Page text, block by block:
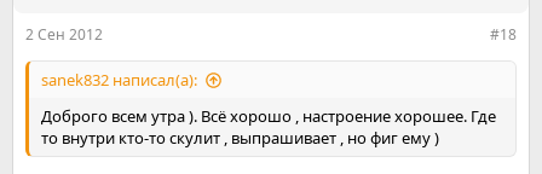
2 Сен 2012 #18
sanek832 написал(а):
Доброго всем утра ). Всё хорошо , настроение хорошее. Где
то внутри кто-то скулит , выпрашивает , но фиг ему )